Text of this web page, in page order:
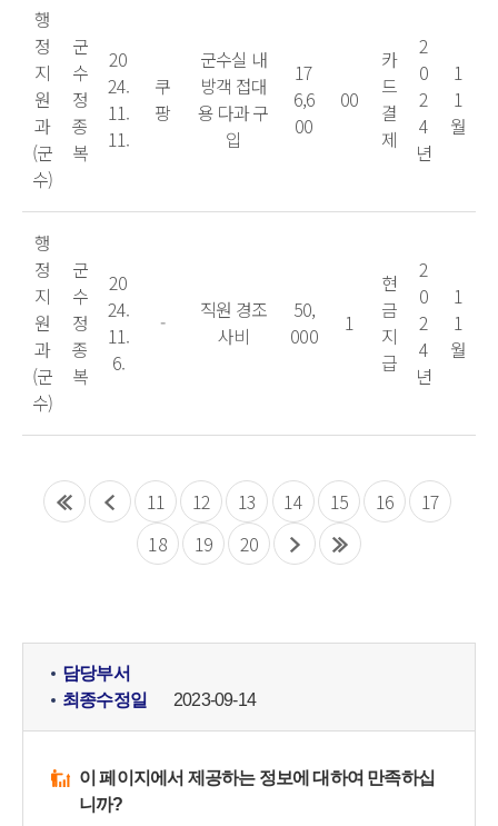
행
정
지
원
과
(군
수)
군
수
정
종
복
20
24.
11.
11.
쿠
팡
군수실 내
방객 접대
용 다과 구
입
17
6,6
00
00
카
드
결
제
2
0
2
4
년
1
1
월
행
정
지
원
과
(군
수)
군
수
정
종
복
20
24.
11.
6.
-
직원 경조
사비
50,
000
1
현
금
지
급
2
0
2
4
년
1
1
월
11 12 13 14 15 16
17
18
19 20
담당부서
최종수정일
2023-09-14
이 페이지에서 제공하는 정보에 대하여 만족하십
니까?